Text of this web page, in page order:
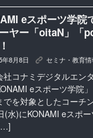
eスポーツ学院
ヤー「oitaN」「
年8月8日 K セミナ・教育
社コナミデジタルエン
eスポーツ学院
でを対象としたコーチ
(水)にKONAMI eスポ